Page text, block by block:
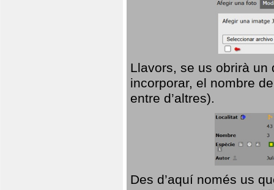
Llavors, se us obrirà
incorporar, el nombre
entre d’altres).
Des d’aquí només us